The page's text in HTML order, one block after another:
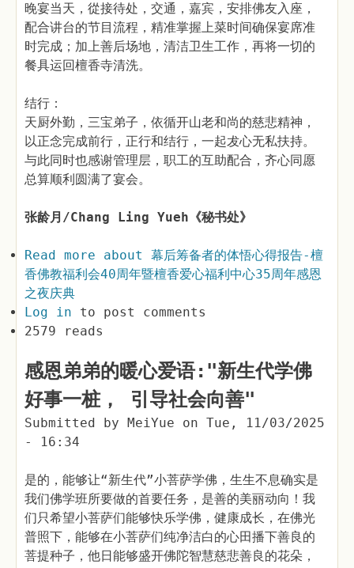
晚宴当天，從接待处，交通，嘉宾，安排佛友入座，
配合讲台的节目流程，精准掌握上菜时间确保宴席准
时完成；加上善后场地，清洁卫生工作，再将一切的
餐具运回檀香寺清洗。
结行：
天厨外勤，三宝弟子，依循开山老和尚的慈悲精神，
以正念完成前行，正行和结行，一起犮心无私扶持。
与此同时也感谢管理层，职工的互助配合，齐心同愿
总算顺利圆满了宴会。
张龄月/Chang Ling Yueh《秘书处》
Read more about 幕后筹备者的体悟心得报告-檀
香佛教福利会40周年暨檀香爱心福利中心35周年感恩
之夜庆典
Log in to post comments
2579 reads
感恩弟弟的暖心爱语:"新生代学佛
好事一桩， 引导社会向善"
Submitted by MeiYue on Tue, 11/03/2025
- 16:34
是的，能够让“新生代”小菩萨学佛，生生不息确实是
我们佛学班所要做的首要任务，是善的美丽动向！我
们只希望小菩萨们能够快乐学佛，健康成长，在佛光
普照下，能够在小菩萨们纯净洁白的心田播下善良的
菩提种子，他日能够盛开佛陀智慧慈悲善良的花朵，